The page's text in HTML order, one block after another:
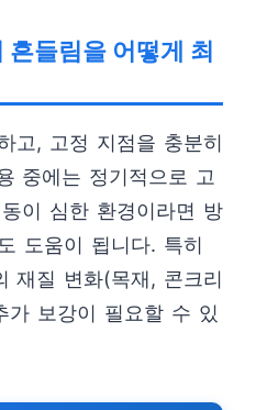
들림을 어떻게 최
고, 고정 지점을 충분히
중에는 정기적으로 고
이 심한 환경이라면 방
도움이 됩니다. 특히
재질 변화(목재, 콘크리
가 보강이 필요할 수 있